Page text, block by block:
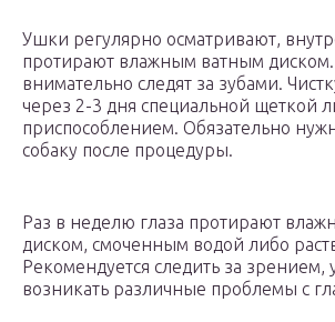
Ушки регулярно осматривают,
протирают влажным ватным
внимательно следят за зубами.
через 2-3 дня специальной щеткой
приспособлением. Обязательно
собаку после процедуры.
Раз в неделю глаза протирают
диском, смоченным водой либо
Рекомендуется следить за зрением,
возникать различные проблемы с